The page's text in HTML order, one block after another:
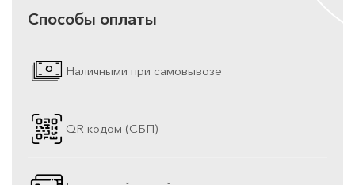
Способы оплаты
Наличными при самовывозе
QR кодом (СБП)